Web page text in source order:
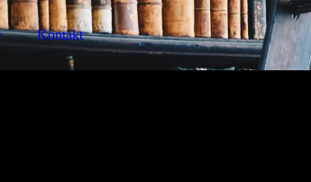
Kontakt